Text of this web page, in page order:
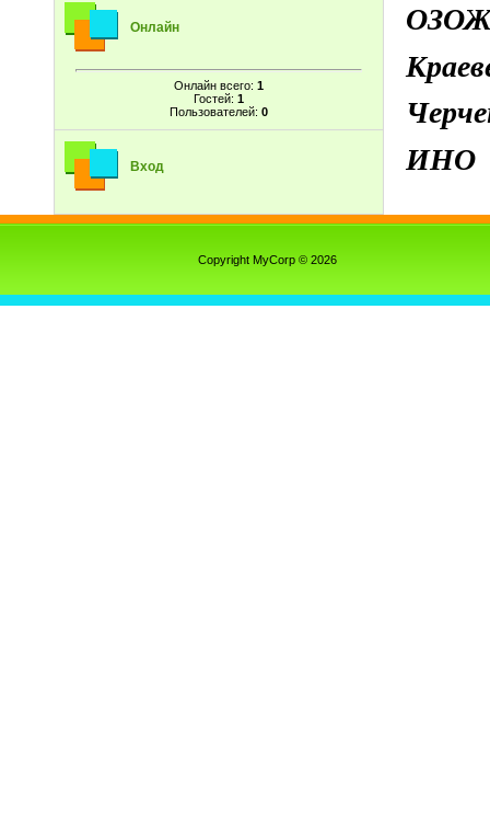
Онлайн
Онлайн всего: 1
Гостей: 1
Пользователей: 0
Вход
ИНО
Copyright MyCorp © 2026